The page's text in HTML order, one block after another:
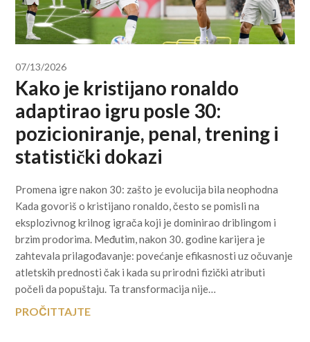
07/13/2026
Kako je kristijano ronaldo
adaptirao igru posle 30:
pozicioniranje, penal, trening i
statistički dokazi
Promena igre nakon 30: zašto je evolucija bila neophodna
Kada govoriš o kristijano ronaldo, često se pomisli na
eksplozivnog krilnog igrača koji je dominirao driblingom i
brzim prodorima. Međutim, nakon 30. godine karijera je
zahtevala prilagođavanje: povećanje efikasnosti uz očuvanje
atletskih prednosti čak i kada su prirodni fizički atributi
počeli da popuštaju. Ta transformacija nije…
PROČITTAJTE